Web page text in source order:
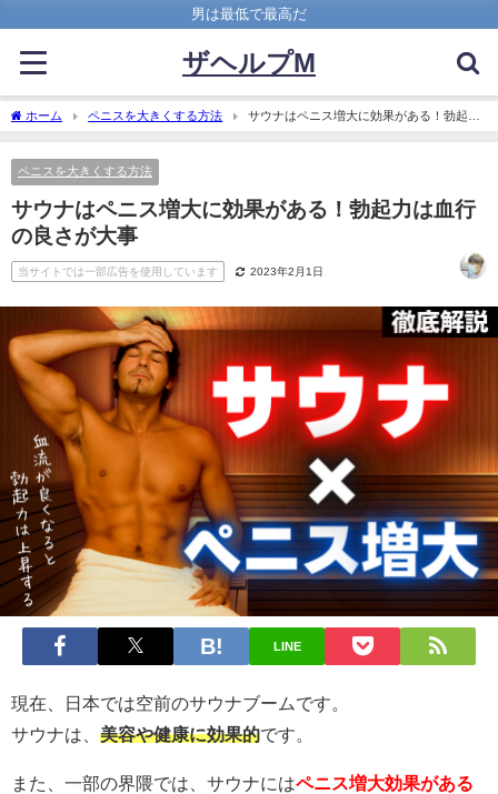
男は最低で最高だ
ザヘルプM
ホーム ペニスを大きくする方法
サウナはペニス増大に効果がある！勃起力
は血行の良さが大事
ペニスを大きくする方法
サウナはペニス増大に効果がある！勃起力は血行
の良さが大事
当サイトでは一部広告を使用しています 2023年2月1日
LINE
現在、日本では空前のサウナブームです。
サウナは、 美容や健康に効果的です。
また、一部の界隈では、サウナにはペニス増大効果がある